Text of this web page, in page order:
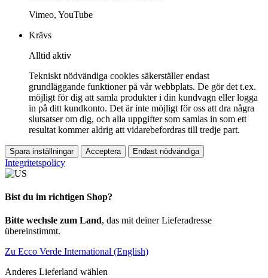
Vimeo, YouTube
Krävs
Alltid aktiv
Tekniskt nödvändiga cookies säkerställer endast
grundläggande funktioner på vår webbplats. De gör det t.ex.
möjligt för dig att samla produkter i din kundvagn eller logga
in på ditt kundkonto. Det är inte möjligt för oss att dra några
slutsatser om dig, och alla uppgifter som samlas in som ett
resultat kommer aldrig att vidarebefordras till tredje part.
Spara inställningar Acceptera Endast nödvändiga
Integritetspolicy
Bist du im richtigen Shop?
Bitte wechsle zum Land, das mit deiner Lieferadresse
übereinstimmt.
Zu Ecco Verde International (English)
Anderes Lieferland wählen